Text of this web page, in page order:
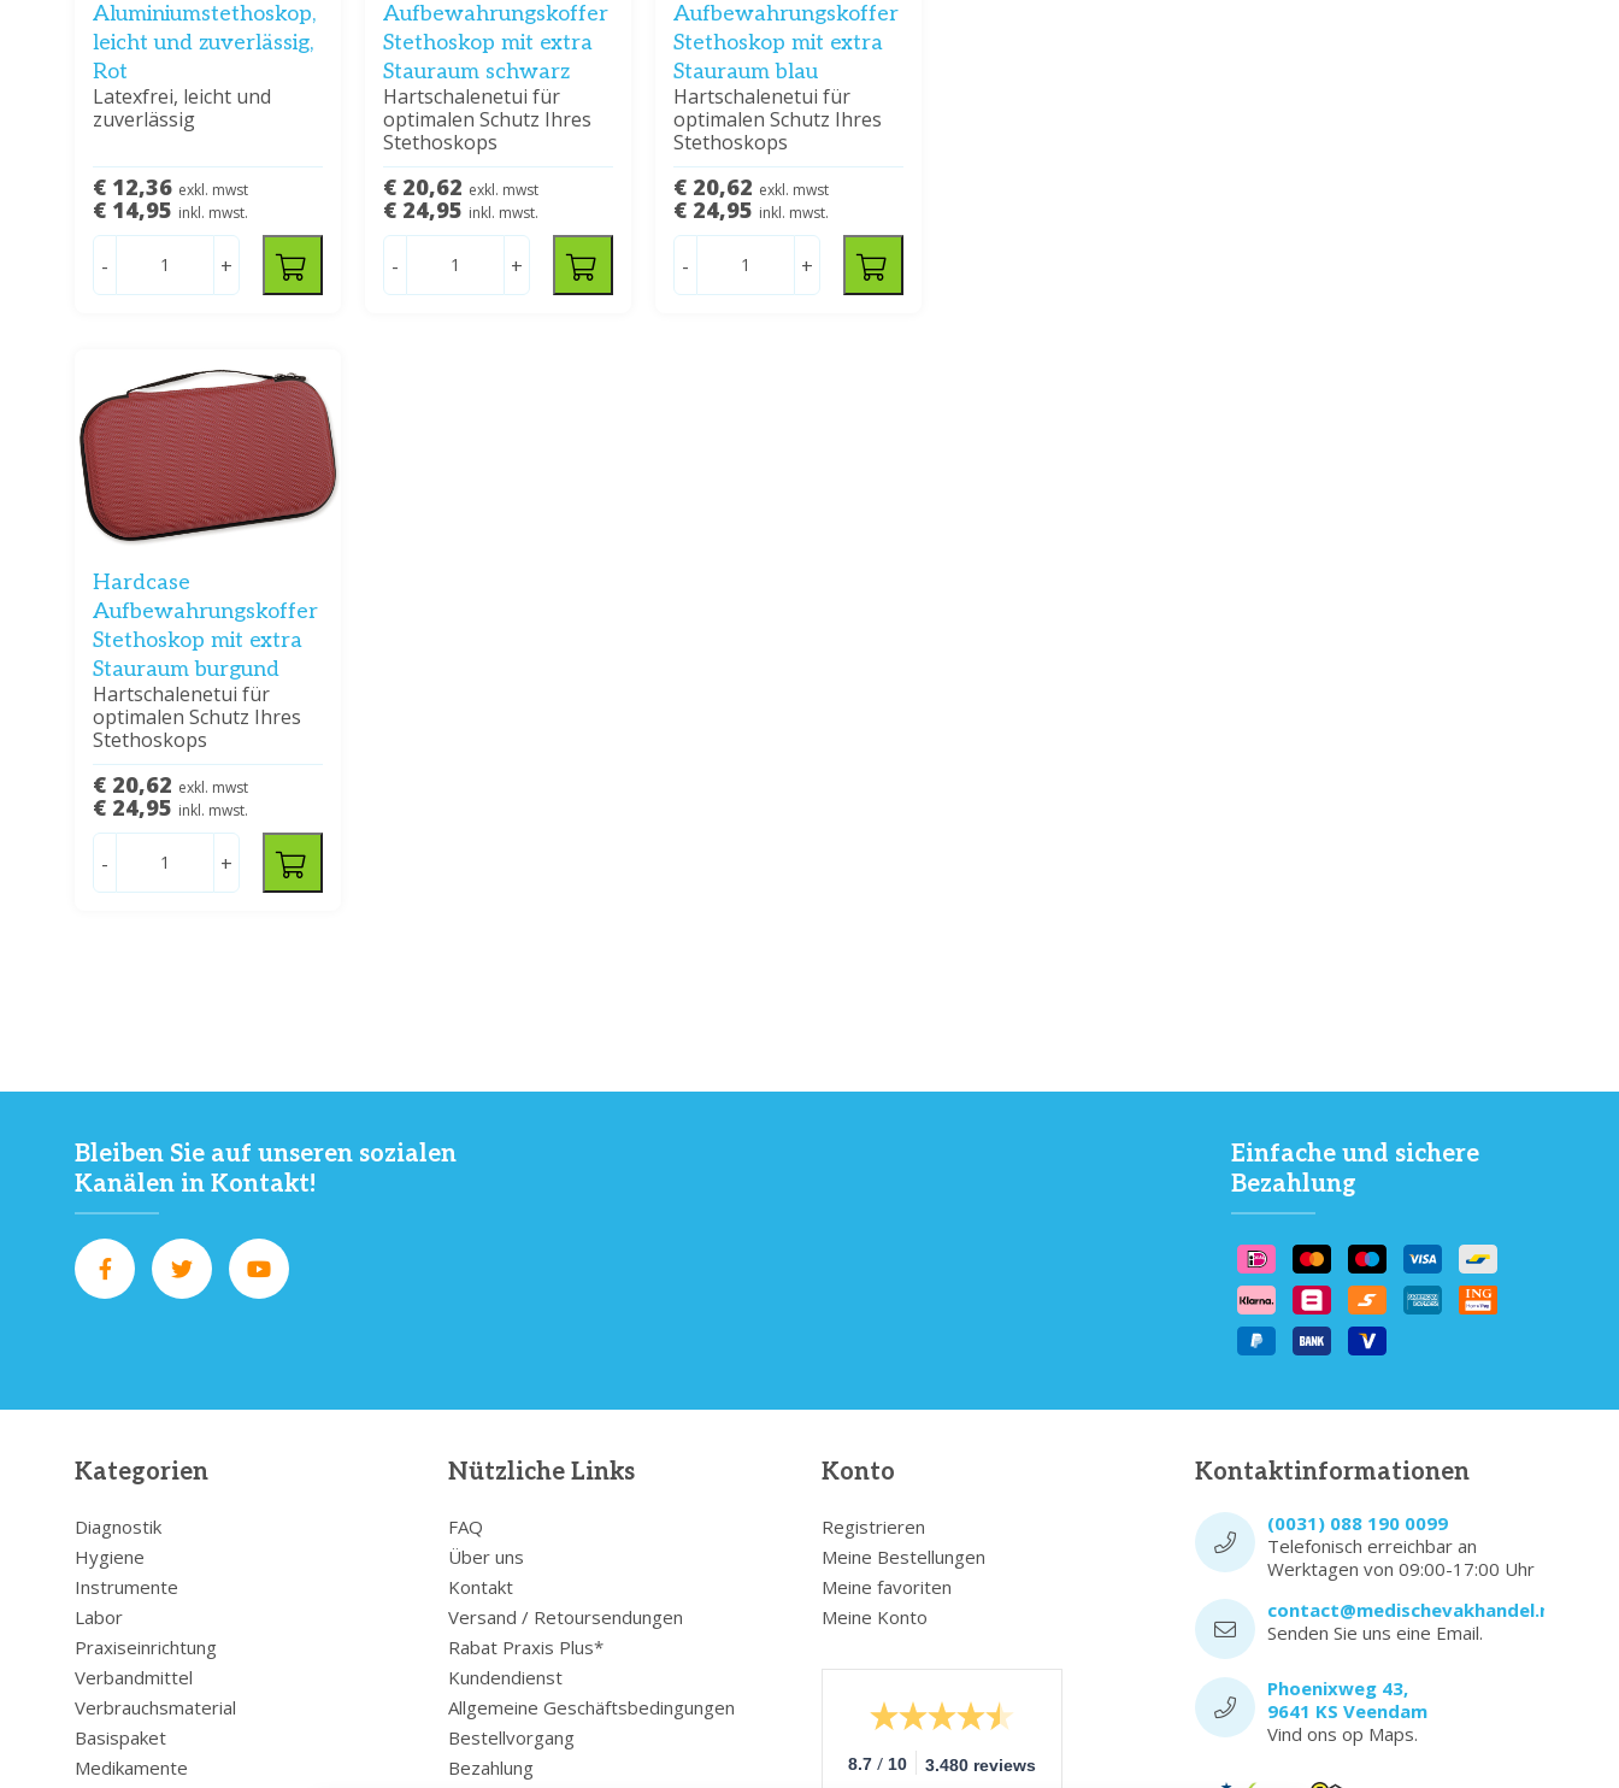
Aluminiumstethoskop,
leicht und zuverlässig,
Rot
Latexfrei, leicht und
zuverlässig
€ 12,36 exkl. mwst
€ 14,95 inkl. mwst.
- +
Aufbewahrungskoffer
Stethoskop mit extra
Stauraum schwarz
Hartschalenetui für
optimalen Schutz Ihres
Stethoskops
€ 20,62 exkl. mwst
€ 24,95 inkl. mwst.
- +
Aufbewahrungskoffer
Stethoskop mit extra
Stauraum blau
Hartschalenetui für
optimalen Schutz Ihres
Stethoskops
€ 20,62 exkl. mwst
€ 24,95 inkl. mwst.
- +
Hardcase
Aufbewahrungskoffer
Stethoskop mit extra
Stauraum burgund
Hartschalenetui für
optimalen Schutz Ihres
Stethoskops
€ 20,62 exkl. mwst
€ 24,95 inkl. mwst.
- +
Bleiben Sie auf unseren sozialen
Kanälen in Kontakt!
Einfache und sichere
Bezahlung
Kategorien
Diagnostik
Hygiene
Instrumente
Labor
Praxiseinrichtung
Verbandmittel
Verbrauchsmaterial
Basispaket
Medikamente
Nützliche Links
FAQ
Über uns
Kontakt
Versand / Retoursendungen
Rabat Praxis Plus*
Kundendienst
Allgemeine Geschäftsbedingungen
Bestellvorgang
Bezahlung
Konto
Registrieren
Meine Bestellungen
Meine favoriten
Meine Konto
8.7 / 10 3.480 reviews
Kontaktinformationen
(0031) 088 190 0099
Telefonisch erreichbar an
Werktagen von 09:00-17:00 Uhr
contact@medischevakhandel.nl
Senden Sie uns eine Email.
Phoenixweg 43,
9641 KS Veendam
Vind ons op Maps.